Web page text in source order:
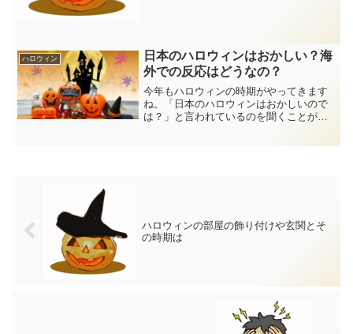
ハロウィン
日本のハロウィンはおかしい？海
外での反応はどうなの？
今年もハロウィンの時期がやってきます
ね。「日本のハロウィンはおかしいので
は？」と言われているのを聞くことがあ
ハロウィンの部屋の飾り付けや玄関とそ
の時期は